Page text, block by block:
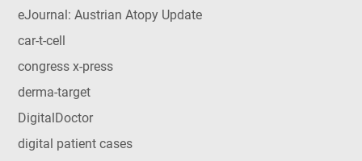
eJournal: Austrian Atopy Update
car-t-cell
congress x-press
derma-target
DigitalDoctor
digital patient cases